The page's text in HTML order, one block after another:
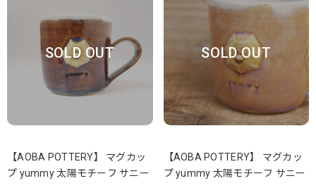
SOLD OUT
【AOBA POTTERY】 マグカッ
プ yummy 太陽モチーフ サニー
SOLD OUT
【AOBA POTTERY】 マグカッ
プ yummy 太陽モチーフ サニー